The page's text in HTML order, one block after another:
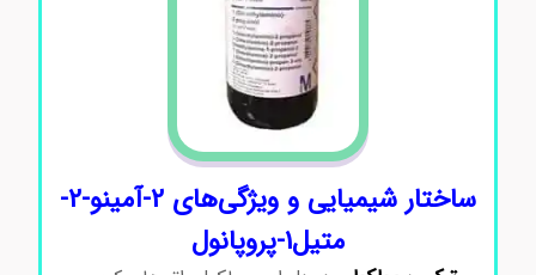
ساختار شیمیایی و ویژگی‌های 2-آمینو-2-
متیل1-پروپانول